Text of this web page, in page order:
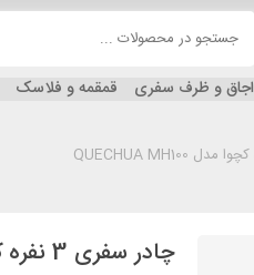
اجاق و ظرف سفری قمقمه و فلاسک
چادر سفری 3 نفره کچوا مدل QUECHUA MH100